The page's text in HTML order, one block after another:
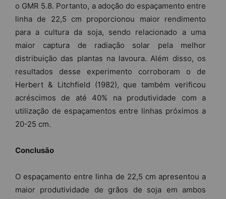
o GMR 5.8. Portanto, a adoção do espaçamento entre
linha de 22,5 cm proporcionou maior rendimento
para a cultura da soja, sendo relacionado a uma
maior captura de radiação solar pela melhor
distribuição das plantas na lavoura. Além disso, os
resultados desse experimento corroboram o de
Herbert & Litchfield (1982), que também verificou
acréscimos de até 40% na produtividade com a
utilização de espaçamentos entre linhas próximos a
20-25 cm.
Conclusão
O espaçamento entre linha de 22,5 cm apresentou a
maior produtividade de grãos de soja em ambos